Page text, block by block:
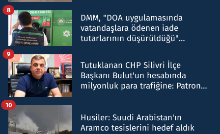
DMM, "DOA uygulamasında
vatandaşlara ödenen iade
tutarlarının düşürüldüğü"
8
Tutuklanan CHP Silivri İlçe
Başkanı Bulut'un hesabında
milyonluk para trafiğine: Patron
9
Husiler: Suudi Arabistan'ın
Aramco tesislerini hedef aldık
10